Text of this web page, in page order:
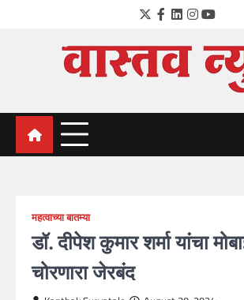
Twitter
Facebook
LinkedIn
Instagram
YouTube
VastavNEWSLive.com
a leading NEWS portal of Maharahstra
महत्वाच्या बातम्या
डॉ. दीपेश कुमार शर्मा यांचा
चोरणारा जेरबंद